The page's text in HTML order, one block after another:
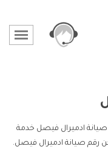
ادميرال فيصل خدمة
رقم صيانة ادميرال فيصل.